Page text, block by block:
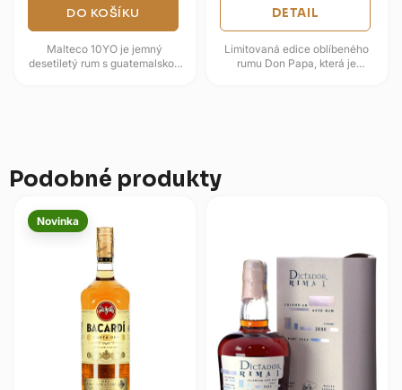
DO KOŠÍKU
Malteco 10YO je jemný
desetiletý rum s guatemalskou
DETAIL
Limitovaná edice oblíbeného
rumu Don Papa, která je
Podobné produkty
Novinka